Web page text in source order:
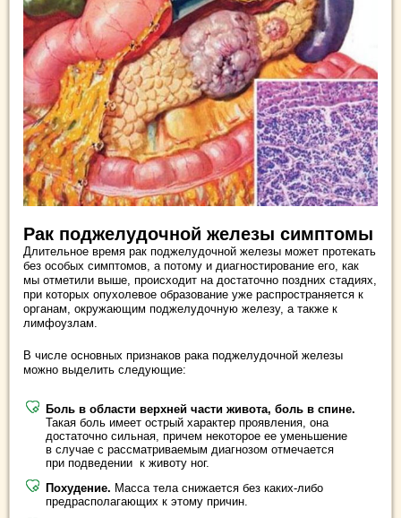
Рак поджелудочной железы симптомы
Длительное время рак поджелудочной железы может протекать
без особых симптомов, а потому и диагностирование его, как
мы отметили выше, происходит на достаточно поздних стадиях,
при которых опухолевое образование уже распространяется к
органам, окружающим поджелудочную железу, а также к
лимфоузлам.
В числе основных признаков рака поджелудочной железы
можно выделить следующие:
Боль в области верхней части живота, боль в спине.
Такая боль имеет острый характер проявления, она
достаточно сильная, причем некоторое ее уменьшение
в случае с рассматриваемым диагнозом отмечается
при подведении к животу ног.
Похудение. Масса тела снижается без каких-либо
предрасполагающих к этому причин.